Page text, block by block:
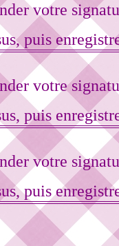
votre
puis
votre
puis
votre
puis